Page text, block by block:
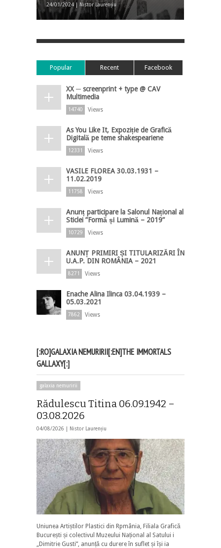
24/01/2024 | Nistor Laurențiu
Popular Recent Facebook
XX ─ screenprint + type @ CAV
Multimedia
14740 Views
As You Like It, Expoziție de Grafică
Digitală pe teme shakespeariene
12331 Views
VASILE FLOREA 30.03.1931 –
11.02.2019
11758 Views
Anunț participare la Salonul Național al
Sticlei ”Formă și Lumină – 2019”
10729 Views
ANUNȚ PRIMIRI ȘI TITULARIZĂRI ÎN
U.A.P. DIN ROMÂNIA – 2021
8271 Views
Enache Alina Ilinca 03.04.1939 –
05.03.2021
7862 Views
[:RO]GALAXIA NEMURIRII[:EN]THE IMMORTALS
GALLAXY[:]
galaxia nemuririi
Rădulescu Titina 06.09.1942 –
03.08.2026
04/08/2026 | Nistor Laurențiu
Uniunea Artiștilor Plastici din Rpmânia, Filiala Grafică
București și colectivul Muzeului Național al Satului i
„Dimitrie Gusti”, anunță cu durere în suflet și își ia